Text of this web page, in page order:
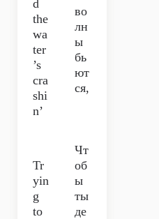
d
the
wa
ter
’s
cra
shi
n’
во
лн
ы
бь
ют
ся,
Tr
yin
g
to
Чт
об
ы
ты
де